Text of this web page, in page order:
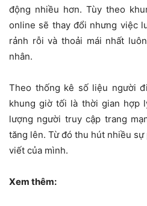
động nhiều hơn. Tùy theo
online sẽ thay đổi nhưng việc
rảnh rỗi và thoải mái nhất
nhân.
Theo thống kê số liệu người
khung giờ tối là thời gian hợp
lượng người truy cập trang
tăng lên. Từ đó thu hút nhiều
viết của mình.
Xem thêm: